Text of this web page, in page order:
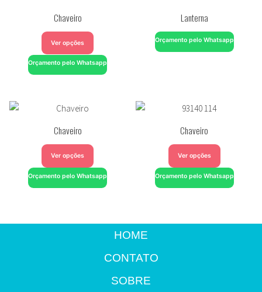
Chaveiro
Ver opções
Orçamento pelo Whatsapp
Lanterna
Orçamento pelo Whatsapp
Chaveiro
Ver opções
Orçamento pelo Whatsapp
Chaveiro
Ver opções
Orçamento pelo Whatsapp
HOME
CONTATO
SOBRE